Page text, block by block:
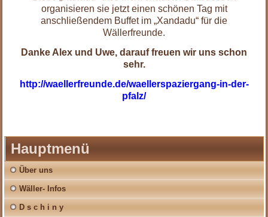
organisieren sie jetzt einen schönen Tag mit
anschließendem Buffet im „Xandadu“ für die
Wällerfreunde.
Danke Alex und Uwe, darauf freuen wir uns schon
sehr.
http://waellerfreunde.de/waellerspaziergang-in-der-
pfalz/
Hauptmenü
Über uns
Wäller- Infos
D s c h i n y